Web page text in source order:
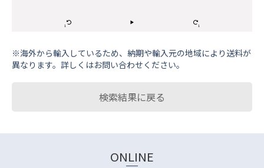
※海外から輸⼊しているため、納期や輸⼊元の地域により送料が
異なります。詳しくはお問い合わせください。
検索結果に戻る
ONLINE